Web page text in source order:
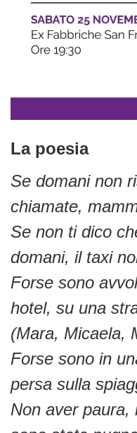
La poesia
Se domani non
chiamate,
Se non ti dico
domani, il taxi
Forse sono
hotel, su una
(Mara, Micaela,
Forse sono in
persa sulla
Non aver paura,